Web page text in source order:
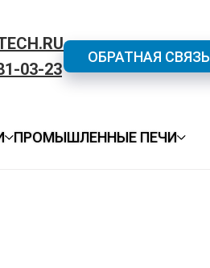
03-23
ОБРАТНАЯ СВЯЗЬ
ПРОМЫШЛЕННЫЕ ПЕЧИ